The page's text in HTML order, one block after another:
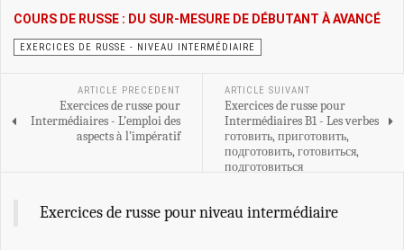
COURS DE RUSSE : DU SUR-MESURE DE DÉBUTANT À AVANCÉ
EXERCICES DE RUSSE - NIVEAU INTERMÉDIAIRE
ARTICLE PRECEDENT
Exercices de russe pour
Intermédiaires - L’emploi des
aspects à l’impératif
ARTICLE SUIVANT
Exercices de russe pour
Intermédiaires B1 - Les verbes
готовить, приготовить,
подготовить, готовиться,
подготовиться
Exercices de russe pour niveau intermédiaire